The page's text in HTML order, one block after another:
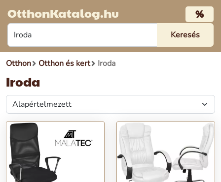
OtthonKatalog.hu %
Otthon Otthon és kert Iroda
Iroda